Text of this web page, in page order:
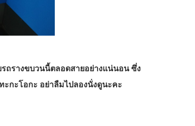
ถรางขบวนนี้ตลอดสายอย่างแน่นอน ซึ่ง
ะกะโอกะ อย่าลืมไปลองนั่งดูนะคะ